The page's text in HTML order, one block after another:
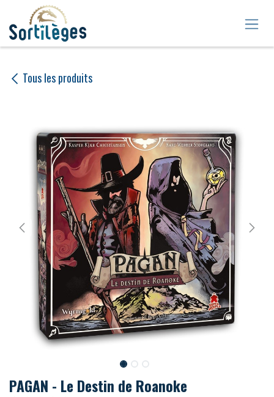
Se rendre au contenu
Tous les produits
PAGAN - Le Destin de Roanoke